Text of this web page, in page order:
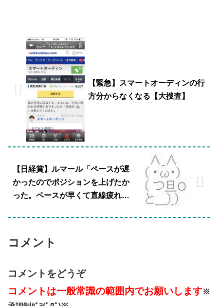
【緊急】スマートオーディンの行
方分からなくなる【大捜査】
【日経賞】ルマール「ペースが遅
かったのでポジションを上げたか
った。ペースが早くて直線疲れて
コメント
コメントをどうぞ
コメントは一般常識の範囲内でお願いします※